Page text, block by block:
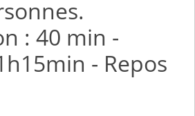
: 40 min -
- Repos